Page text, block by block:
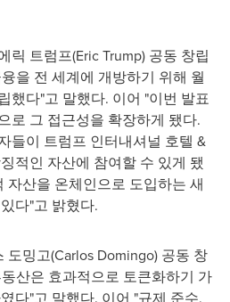
릭 트럼프(Eric Trump) 공동 창립
을 전 세계에 개방하기 위해 월
했다"고 말했다. 이어 "이번 발표
로 그 접근성을 확장하게 됐다.
들이 트럼프 인터내셔널 호텔 &
적인 자산에 참여할 수 있게 됐
자산을 온체인으로 도입하는 새
다"고 밝혔다.
밍고(Carlos Domingo) 공동 창
산은 효과적으로 토큰화하기 가
다"고 말했다. 이어 "규제 준수,